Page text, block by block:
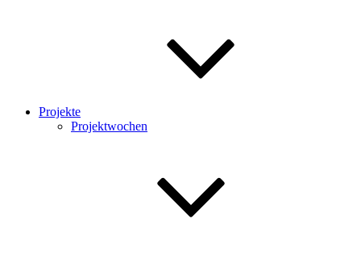
Projekte
Projektwochen